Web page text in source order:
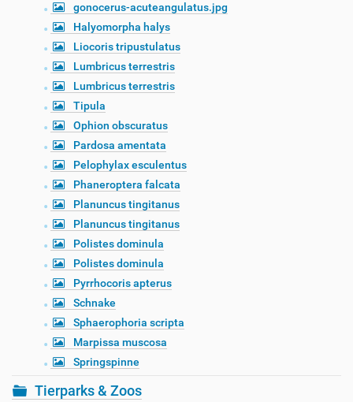
gonocerus-acuteangulatus.jpg
Halyomorpha halys
Liocoris tripustulatus
Lumbricus terrestris
Lumbricus terrestris
Tipula
Ophion obscuratus
Pardosa amentata
Pelophylax esculentus
Phaneroptera falcata
Planuncus tingitanus
Planuncus tingitanus
Polistes dominula
Polistes dominula
Pyrrhocoris apterus
Schnake
Sphaerophoria scripta
Marpissa muscosa
Springspinne
Tierparks & Zoos